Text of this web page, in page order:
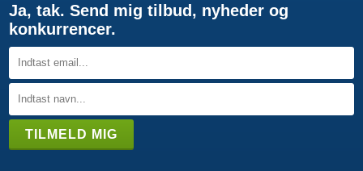
Ja, tak. Send mig tilbud, nyheder og
konkurrencer.